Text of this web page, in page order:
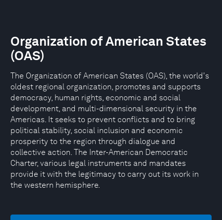
Organization of American States
(OAS)
The Organization of American States (OAS), the world's
oldest regional organization, promotes and supports
democracy, human rights, economic and social
development, and multi-dimensional security in the
Americas. It seeks to prevent conflicts and to bring
political stability, social inclusion and economic
prosperity to the region through dialogue and
collective action. The Inter-American Democratic
Charter, various legal instruments and mandates
provide it with the legitimacy to carry out its work in
the western hemisphere.